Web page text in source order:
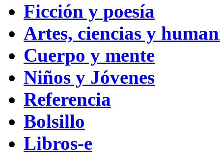
Ficción y poesía
Artes, ciencias y
Cuerpo y mente
Niños y Jóvenes
Referencia
Bolsillo
Libros-e